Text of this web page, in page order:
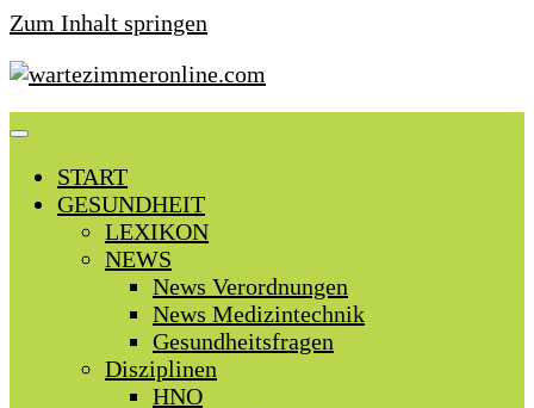
Zum Inhalt springen
START
GESUNDHEIT
LEXIKON
NEWS
News Verordnungen
News Medizintechnik
Gesundheitsfragen
Disziplinen
HNO